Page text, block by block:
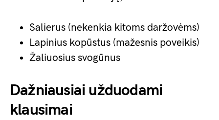
Salierus (nekenkia kitoms daržovėms)
Lapinius kopūstus (mažesnis poveikis)
Žaliuosius svogūnus
Dažniausiai užduodami
klausimai